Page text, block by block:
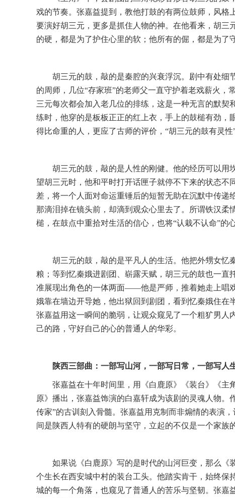
戏的节奏。张嘉益提到，教他打鼓的有两位鼓师，风
要演好胡三元，更多是抓住人物的神。在他看来，胡三
的硬，都是为了护住心里的软；他所有的倔，都是为了
胡三元的鼓，敲的是秦腔的兴衰浮沉。剧中有处
的周师，几位“存家班”的老师父一直守护着老戏薪火，
三元每次都会加入老几位的排练，这是一种无言的默
练时，他穿的是板板正正的红上衣，手上的鼓槌有劲
得比命重的人，更应了古师的评价，“胡三元的鼓有灵性”
胡三元的鼓，敲的是人性的刚健。他的经历可以
望胡三元时，他和平时打开话匣子就停不下来的状态
差，将一个人面对命运重锤后的短暂无助在沉默中传递
那滴泪掉在镜头前，却滴到观众心里去了。所谓铁汉
槌，在鼓点中重拾对生活的信心，也将“认栽不认命”的
胡三元的鼓，敲的是平凡人的生活。他把外甥女
粮；等到忆秦娥进剧团、崭露天赋，胡三元的鼓也一
准展现出角色的一体两面——他是严师，推着她走上唱
娥靠在墙边开导她 ，他出狱回到剧团，看到忆秦娥住
张嘉益用这一瞬间的脆弱，让观众窥见了一个粗犷男人
己的路，守好自己的心的普通人的华彩。
陕西三部曲： 一部写山河，一部写日常，一部写人
张嘉益在十年时间里，用《白鹿原》《装台》《主
原》播出，张嘉益饰演的白嘉轩成为该剧的灵魂人物
传家”的古训刻入骨髓。张嘉益用克制而非煽情的表演
间是陕西人特有的硬朗与坚守，立起的不仅是一个家族
如果说《白鹿原》写的是时代的山河巨变，那么
个生长在西安城中村的装台工头。他踏实肯干，始终
城的每一个角落，也窥见了普通人的苦乐与坚韧。张